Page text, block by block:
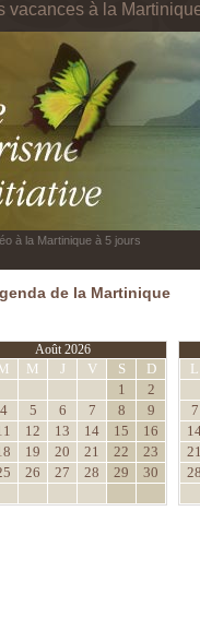
vacances à la
à la Martinique à 5 jours
de la Martinique
Août 2026
M J V S
D
1
2
4 5 6 7 8
9
12 13 14 15
16
19 20 21 22
23
26 27 28 29
30
L
7